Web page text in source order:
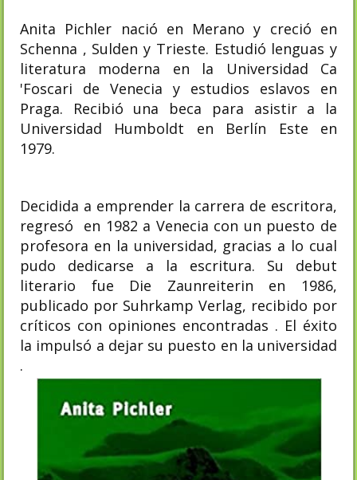
Anita Pichler nació en Merano y creció en
Schenna , Sulden y Trieste. Estudió lenguas y
literatura moderna en la Universidad Ca
'Foscari de Venecia y estudios eslavos en
Praga. Recibió una beca para asistir a la
Universidad Humboldt en Berlín Este en
1979.
Decidida a emprender la carrera de escritora,
regresó en 1982 a Venecia con un puesto de
profesora en la universidad, gracias a lo cual
pudo dedicarse a la escritura. Su debut
literario fue Die Zaunreiterin en 1986,
publicado por Suhrkamp Verlag, recibido por
críticos con opiniones encontradas . El éxito
la impulsó a dejar su puesto en la universidad
.